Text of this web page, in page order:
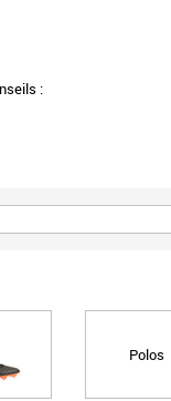
:
Polos